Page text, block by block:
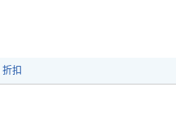
折扣